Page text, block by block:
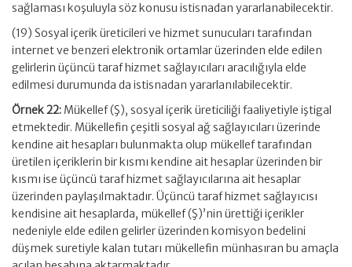
sağlaması koşuluyla söz konusu istisnadan yararlanabilecektir.
(19) Sosyal içerik üreticileri ve hizmet sunucuları tarafından
internet ve benzeri elektronik ortamlar üzerinden elde edilen
gelirlerin üçüncü taraf hizmet sağlayıcıları aracılığıyla elde
edilmesi durumunda da istisnadan yararlanılabilecektir.
Örnek 22: Mükellef (Ş), sosyal içerik üreticiliği faaliyetiyle iştigal
etmektedir. Mükellefin çeşitli sosyal ağ sağlayıcıları üzerinde
kendine ait hesapları bulunmakta olup mükellef tarafından
üretilen içeriklerin bir kısmı kendine ait hesaplar üzerinden bir
kısmı ise üçüncü taraf hizmet sağlayıcılarına ait hesaplar
üzerinden paylaşılmaktadır. Üçüncü taraf hizmet sağlayıcısı
kendisine ait hesaplarda, mükellef (Ş)’nin ürettiği içerikler
nedeniyle elde edilen gelirler üzerinden komisyon bedelini
düşmek suretiyle kalan tutarı mükellefin münhasıran bu amaçla